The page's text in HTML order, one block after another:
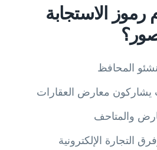
الاستجابة
المحافظ
يشاركون معارض العقارات
والمتاحف
التجارة الإلكترونية